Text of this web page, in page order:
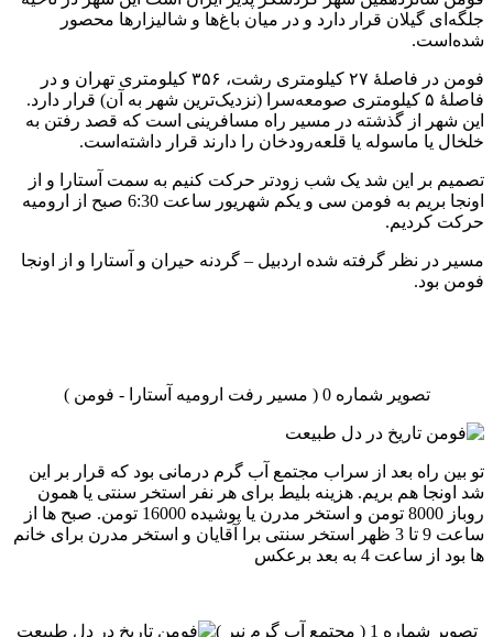
جلگه‌ای گیلان قرار دارد و در میان باغ‌ها و شالیزارها محصور
شده‌است.
فومن در فاصلهٔ ۲۷ کیلومتری رشت، ۳۵۶ کیلومتری تهران و در
فاصلهٔ ۵ کیلومتری صومعه‌سرا (نزدیک‌ترین شهر به آن) قرار دارد.
این شهر از گذشته در مسیر راه مسافرینی است که قصد رفتن به
خلخال یا ماسوله یا قلعه‌رودخان را دارند قرار داشته‌است.
تصمیم بر این شد یک شب زودتر حرکت کنیم به سمت آستارا و از
اونجا بریم به فومن سی و یکم شهریور ساعت 6:30 صبح از ارومیه
حرکت کردیم.
مسیر در نظر گرفته شده اردبیل – گردنه حیران و آستارا و از اونجا
فومن بود.
تصویر شماره 0 ( مسیر رفت ارومیه آستارا - فومن )
تو بین راه بعد از سراب مجتمع آب گرم درمانی بود که قرار بر این
شد اونجا هم بریم. هزینه بلیط برای هر نفر استخر سنتی یا همون
روباز 8000 تومن و استخر مدرن یا پوشیده 16000 تومن. صبح ها از
ساعت 9 تا 3 ظهر استخر سنتی برا آقایان و استخر مدرن برای خانم
ها بود از ساعت 4 به بعد برعکس
تصویر شماره 1 ( مجتمع آب گرم نیر )